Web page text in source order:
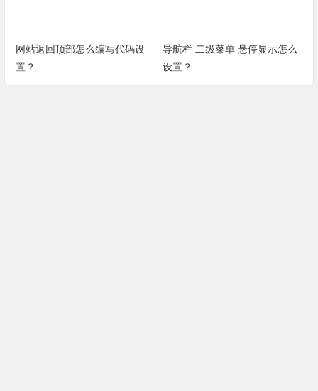
网站返回顶部怎么编写代码设
置？
导航栏 二级菜单 悬停显示怎么
设置？